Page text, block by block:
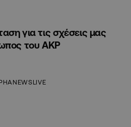
για τις σχέσεις μας
του AKP